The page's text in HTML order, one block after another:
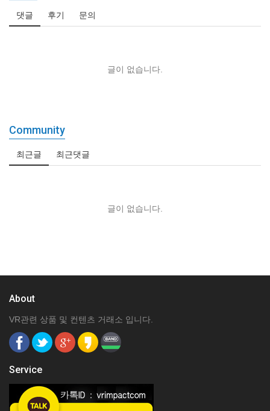
댓글 후기 문의
글이 없습니다.
Community
최근글 최근댓글
글이 없습니다.
About
VR관련 상품 및 컨텐츠 거래소 입니다.
Service